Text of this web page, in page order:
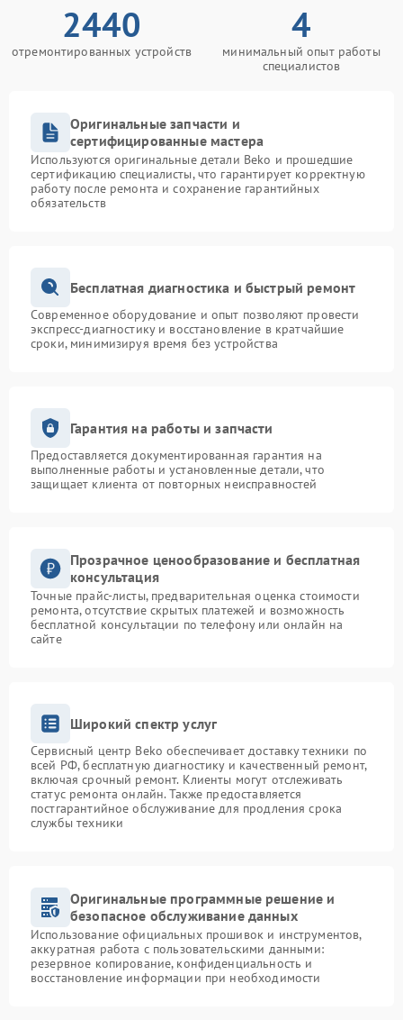
2440
отремонтированных устройств
4
минимальный опыт работы
специалистов
Оригинальные запчасти и
сертифицированные мастера
Используются оригинальные детали Beko и прошедшие
сертификацию специалисты, что гарантирует корректную
работу после ремонта и сохранение гарантийных
обязательств
Бесплатная диагностика и быстрый ремонт
Современное оборудование и опыт позволяют провести
экспресс-диагностику и восстановление в кратчайшие
сроки, минимизируя время без устройства
Гарантия на работы и запчасти
Предоставляется документированная гарантия на
выполненные работы и установленные детали, что
защищает клиента от повторных неисправностей
Прозрачное ценообразование и бесплатная
консультация
Точные прайс-листы, предварительная оценка стоимости
ремонта, отсутствие скрытых платежей и возможность
бесплатной консультации по телефону или онлайн на
сайте
Широкий спектр услуг
Сервисный центр Beko обеспечивает доставку техники по
всей РФ, бесплатную диагностику и качественный ремонт,
включая срочный ремонт. Клиенты могут отслеживать
статус ремонта онлайн. Также предоставляется
постгарантийное обслуживание для продления срока
службы техники
Оригинальные программные решение и
безопасное обслуживание данных
Использование официальных прошивок и инструментов,
аккуратная работа с пользовательскими данными:
резервное копирование, конфиденциальность и
восстановление информации при необходимости